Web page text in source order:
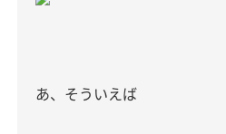
あ、そういえば